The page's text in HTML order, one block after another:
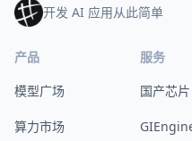
开发 AI 应用从此简单
产品
模型广场
算力市场
服务
国产芯